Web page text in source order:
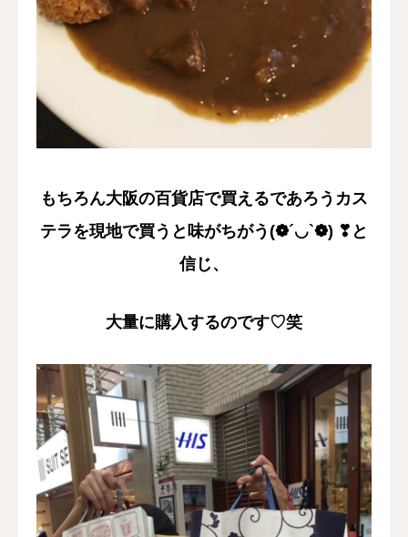
もちろん大阪の百貨店で買えるであろうカス
テラを現地で買うと味がちがう(❁´◡`❁) ❣と
信じ、
大量に購入するのです♡笑